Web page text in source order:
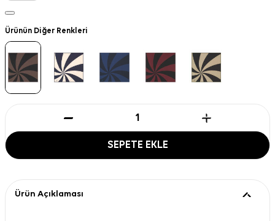
Ürünün Diğer Renkleri
SEPETE EKLE
Ürün Açıklaması